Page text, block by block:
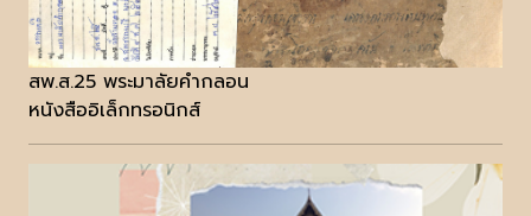
สพ.ส.25 พระมาลัยคำกลอน
หนังสืออิเล็กทรอนิกส์